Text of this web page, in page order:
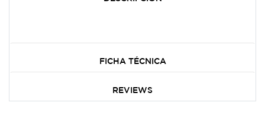
FICHA TÉCNICA
REVIEWS